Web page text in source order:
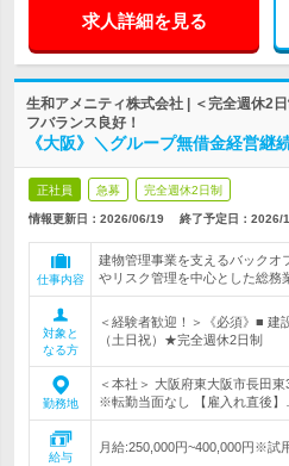
求人詳細を見る
生和アメニティ株式会社 | ＜完全週休2
フバランス良好！
《大阪》＼グループ無借金経営
正社員 急募 完全週休2日制
情報更新日：2026/06/19 終了予定日： 2026/
仕事内容
建物管理事業を支えるバックオ
やリスク管理を中心とした総務
対象と
なる方
＜経験者歓迎！＞《必須》■
（土日祝）★完全週休2日制
勤務地
＜本社＞ 大阪府東大阪市長田
※転勤当面なし 【雇入れ直後】
給与
月給:250,000円~400,000円※試